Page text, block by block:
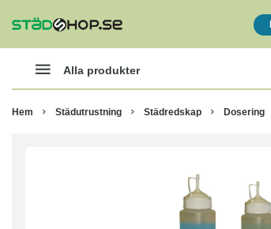
Alla produkter
Hem Städutrustning Städredskap Dosering